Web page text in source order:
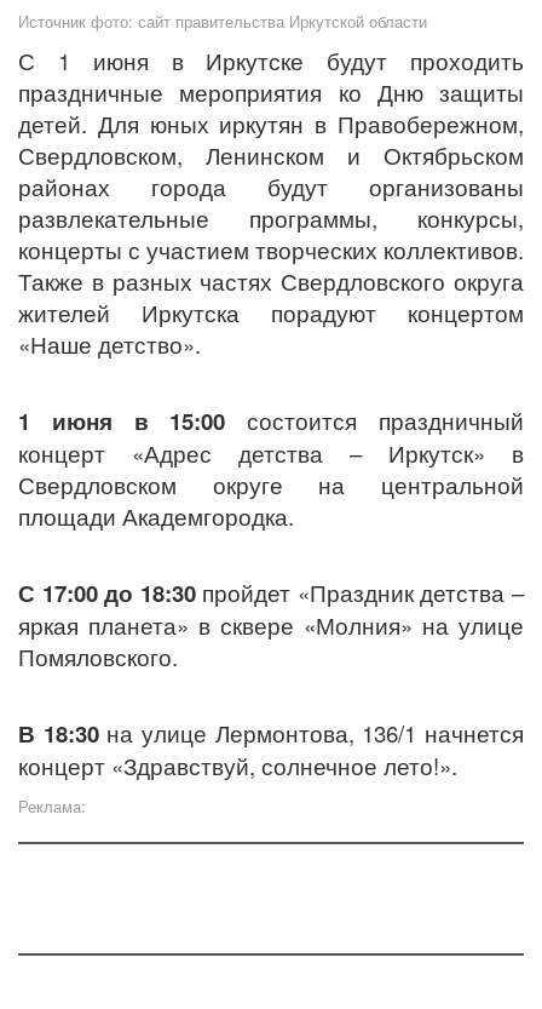
Источник фото: сайт правительства Иркутской области
С 1 июня в Иркутске будут проходить
праздничные мероприятия ко Дню защиты
детей. Для юных иркутян в Правобережном,
Свердловском, Ленинском и Октябрьском
районах города будут организованы
развлекательные программы, конкурсы,
концерты с участием творческих коллективов.
Также вразных частях Свердловского округа
жителей Иркутска порадуют концертом
«Наше детство».
1 июня в 15:00 состоится праздничный
концерт «Адрес детства – Иркутск» в
Свердловском округе на центральной
площади Академгородка.
С 17:00 до 18:30пройдет «Праздник детства –
яркая планета» в сквере «Молния» на улице
Помяловского.
В 18:30на улице Лермонтова, 136/1 начнется
концерт «Здравствуй, солнечное лето!».
Реклама: